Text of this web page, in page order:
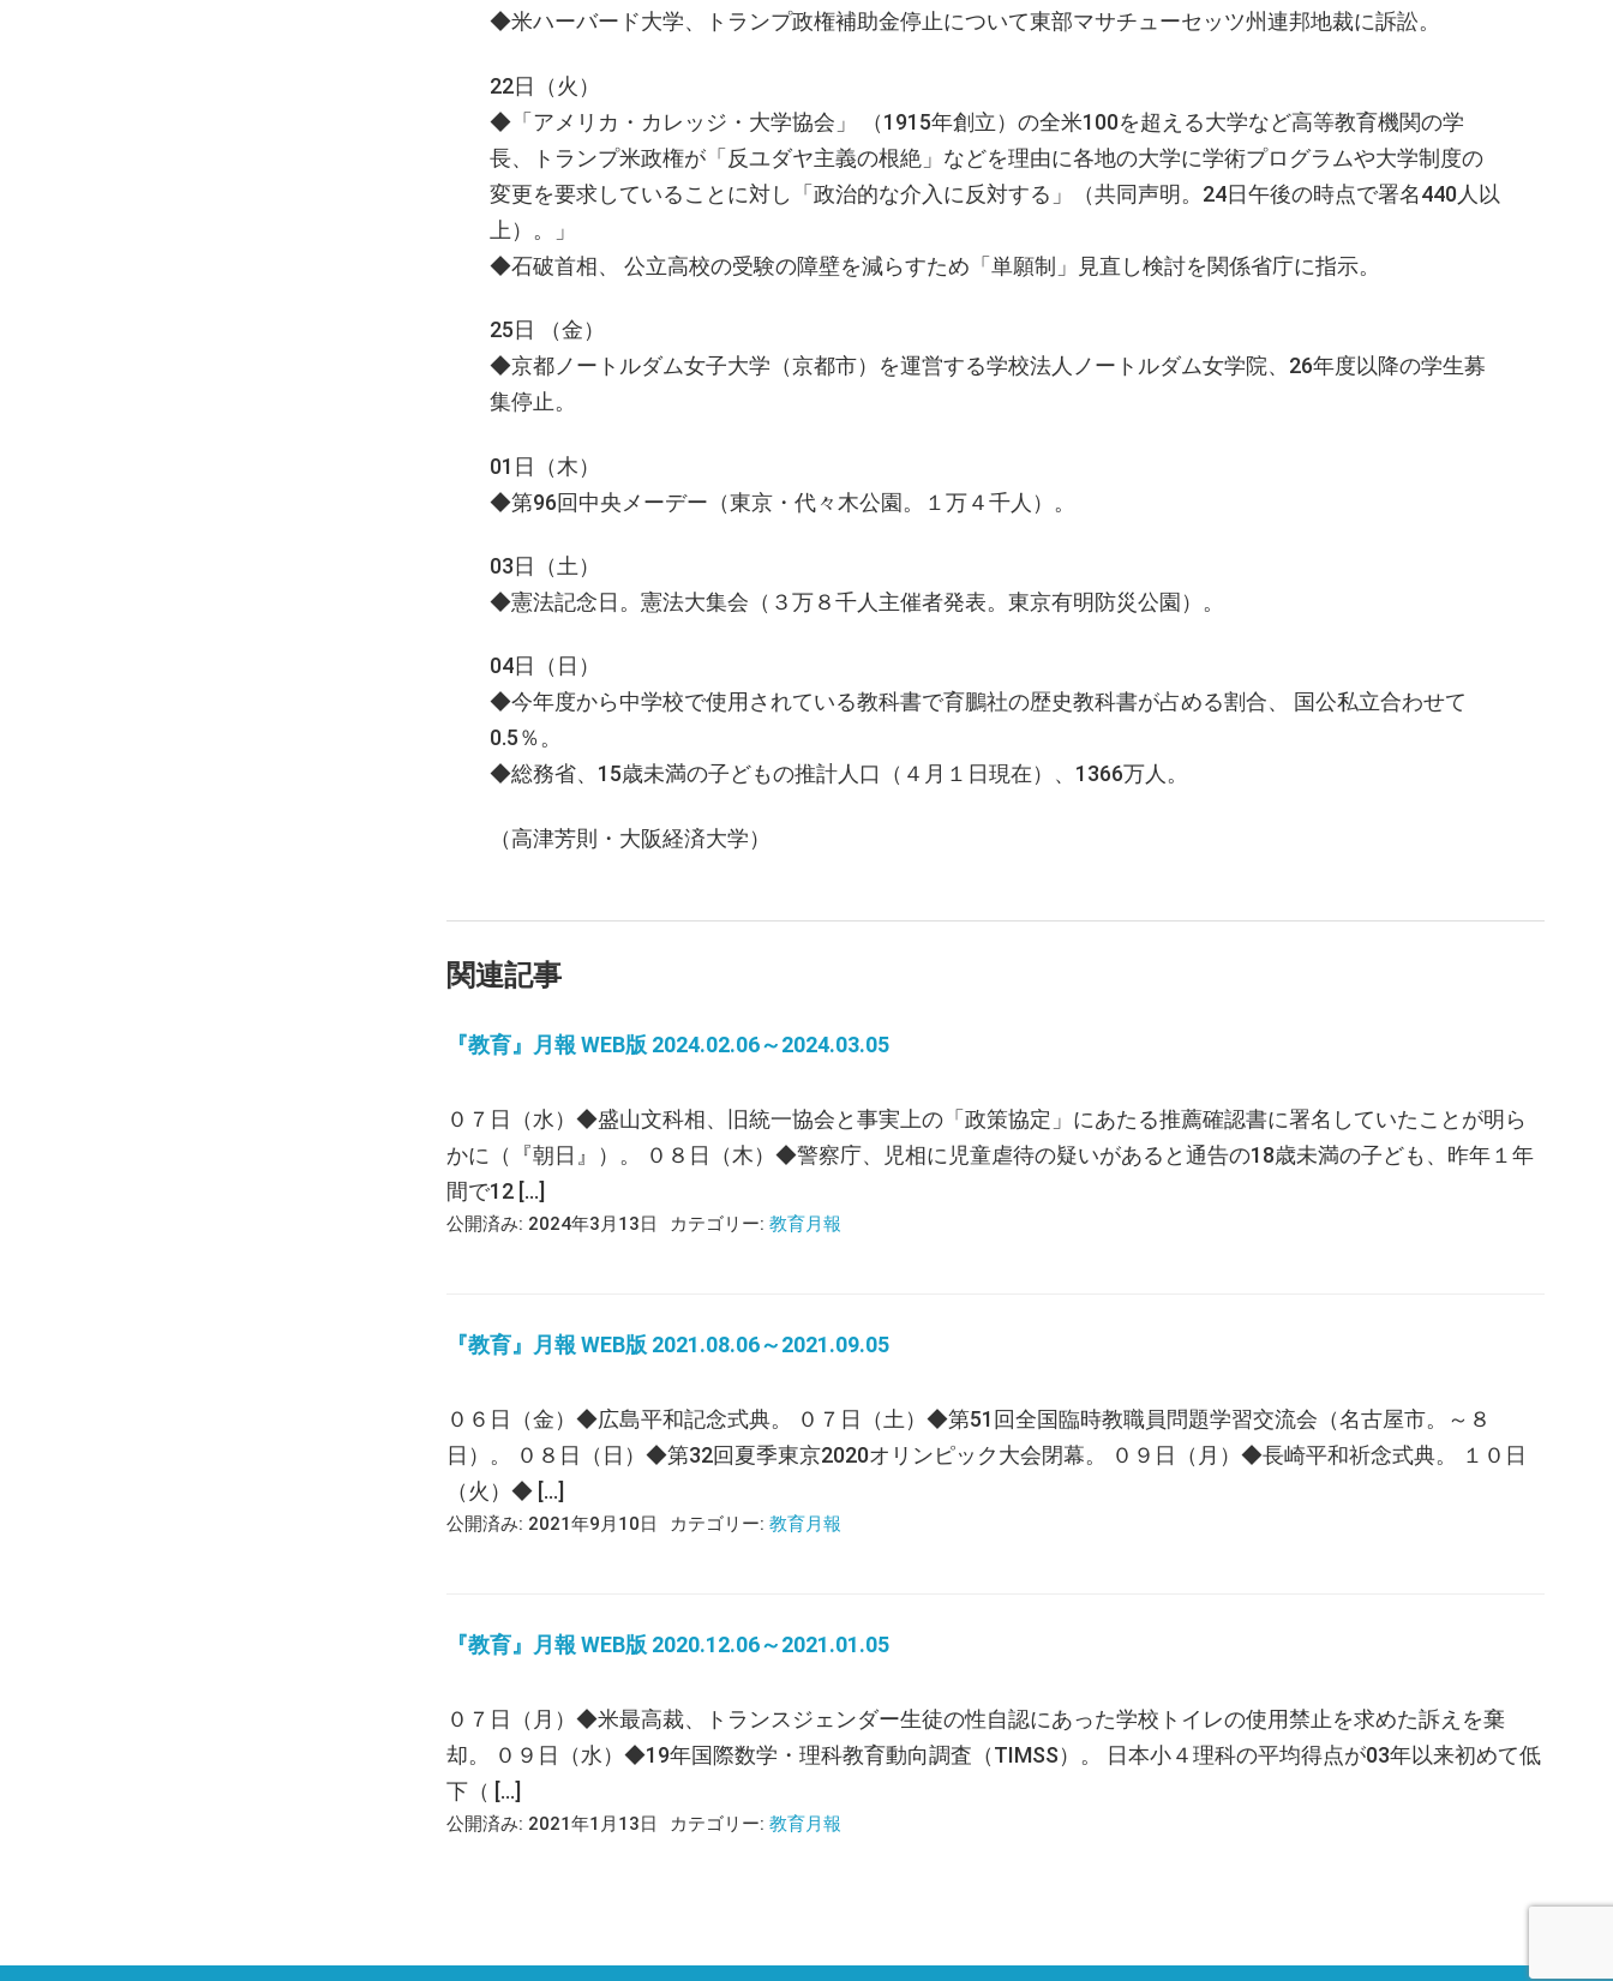
◆米ハーバード大学、トランプ政権補助金停止について東部マサチューセッツ州連邦地裁に訴訟。
22日（火）
◆「アメリカ・カレッジ・大学協会」 （1915年創立）の全米100を超える大学など高等教育機関の学
長、トランプ米政権が「反ユダヤ主義の根絶」などを理由に各地の大学に学術プログラムや大学制度の
変更を要求していることに対し「政治的な介入に反対する」（共同声明。24日午後の時点で署名440人以
上）。」
◆石破首相、 公立高校の受験の障壁を減らすため「単願制」見直し検討を関係省庁に指示。
25日 （金）
◆京都ノートルダム女子大学（京都市）を運営する学校法人ノートルダム女学院、26年度以降の学生募
集停止。
01日（木）
◆第96回中央メーデー（東京・代々木公園。１万４千人）。
03日（土）
◆憲法記念日。憲法大集会（３万８千人主催者発表。東京有明防災公園）。
04日（日）
◆今年度から中学校で使用されている教科書で育鵬社の歴史教科書が占める割合、 国公私立合わせて
0.5％。
◆総務省、15歳未満の子どもの推計人口（４月１日現在）、1366万人。
（高津芳則・大阪経済大学）
関連記事
『教育』月報 WEB版 2024.02.06～2024.03.05
０７日（水）◆盛山文科相、旧統一協会と事実上の「政策協定」にあたる推薦確認書に署名していたことが明ら
かに（『朝日』）。 ０８日（木）◆警察庁、児相に児童虐待の疑いがあると通告の18歳未満の子ども、昨年１年
間で12 […]
公開済み: 2024年3月13日 カテゴリー: 教育月報
『教育』月報 WEB版 2021.08.06～2021.09.05
０６日（金）◆広島平和記念式典。 ０７日（土）◆第51回全国臨時教職員問題学習交流会（名古屋市。～８
日）。 ０８日（日）◆第32回夏季東京2020オリンピック大会閉幕。 ０９日（月）◆長崎平和祈念式典。 １０日
（火）◆ […]
公開済み: 2021年9月10日 カテゴリー: 教育月報
『教育』月報 WEB版 2020.12.06～2021.01.05
０７日（月）◆米最高裁、トランスジェンダー生徒の性自認にあった学校トイレの使用禁止を求めた訴えを棄
却。 ０９日（水）◆19年国際数学・理科教育動向調査（TIMSS）。 日本小４理科の平均得点が03年以来初めて低
下（ […]
公開済み: 2021年1月13日 カテゴリー: 教育月報